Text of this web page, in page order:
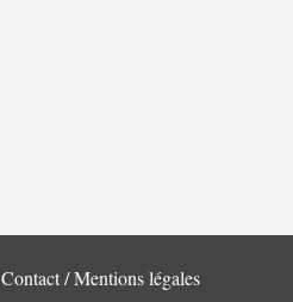
Contact / Mentions légales